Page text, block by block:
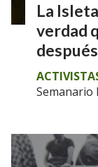
La
verdad
después
Semanario